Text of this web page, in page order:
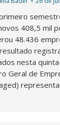
408,5 mil
48.436
nesta
Geral de